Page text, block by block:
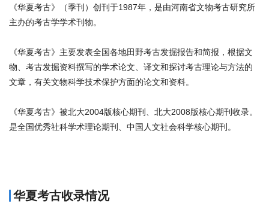
《华夏考古》（季刊）创刊于1987年，是由河南省文物考古研究所
主办的考古学学术刊物。
《华夏考古》主要发表全国各地田野考古发掘报告和简报，根据文
物、考古发掘资料撰写的学术论文、译文和探讨考古理论与方法的
文章，有关文物科学技术保护方面的论文和资料。
《华夏考古》被北大2004版核心期刊、北大2008版核心期刊收录。
是全国优秀社科学术理论期刊、中国人文社会科学核心期刊。
华夏考古收录情况